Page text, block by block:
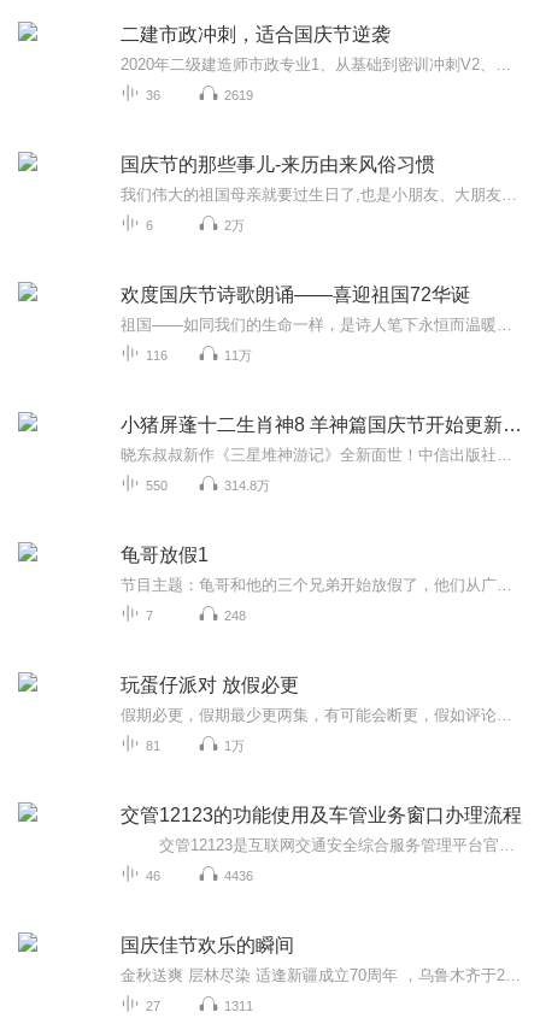
二建市政冲刺，适合国庆节逆袭
36 2619
国庆节的那些事儿-来历由来风俗习惯
6 2万
欢度国庆节诗歌朗诵——喜迎祖国72华诞
116 11万
小猪屏蓬十二生肖神8 羊神篇国庆节开始更新啦！
550 314.8万
龟哥放假1
7 248
玩蛋仔派对 放假必更
81 1万
交管12123的功能使用及车管业务窗口办理流程
46 4436
国庆佳节欢乐的瞬间
27 1311